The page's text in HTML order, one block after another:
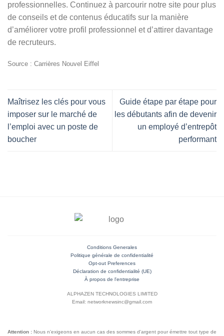
professionnelles. Continuez à parcourir notre site pour plus
de conseils et de contenus éducatifs sur la manière
d’améliorer votre profil professionnel et d’attirer davantage
de recruteurs.
Source : Carrières Nouvel Eiffel
Maîtrisez les clés pour vous
imposer sur le marché de
l’emploi avec un poste de
boucher
Guide étape par étape pour
les débutants afin de devenir
un employé d’entrepôt
performant
Conditions Generales
Politique générale de confidentialité
Opt-out Preferences
Déclaration de confidentialité (UE)
À propos de l'entreprise
ALPHAZEN TECHNOLOGIES LIMITED
Email: networknewsinc@gmail.com
Attention : Nous n'exigeons en aucun cas des sommes d'argent pour émettre tout type de